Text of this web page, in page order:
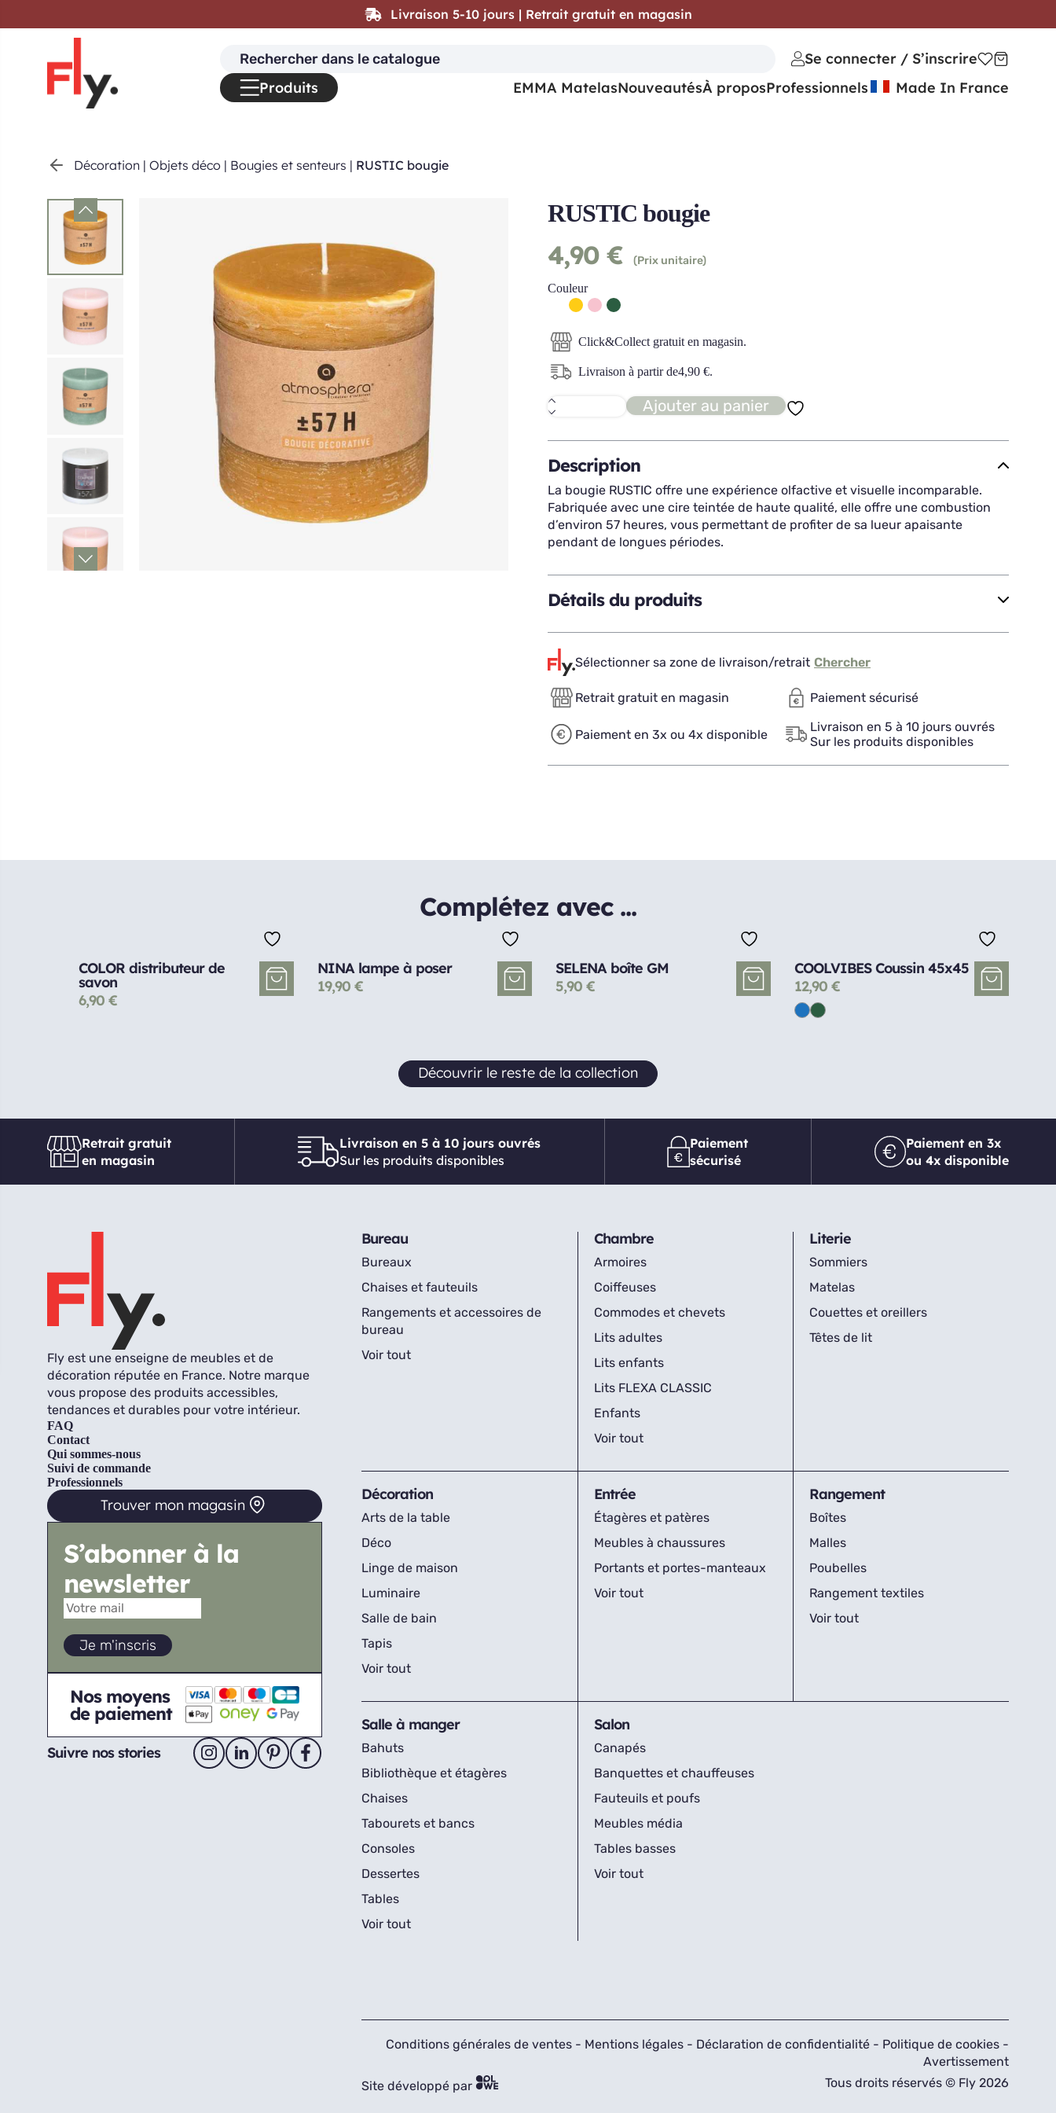
Décoration | Objets déco | Bougies et senteurs | RUSTIC bougie
RUSTIC bougie
4,90 € (Prix unitaire)
Couleur
Click&Collect gratuit en magasin.
Livraison à partir de4,90 €.
quantité
de
bougie
Ajouter au panier
Description
La bougie RUSTIC offre une expérience olfactive et visuelle incomparable.
Fabriquée avec une cire teintée de haute qualité, elle offre une combustion
d’environ 57 heures, vous permettant de profiter de sa lueur apaisante
pendant de longues périodes.
Détails du produits
Sélectionner sa zone de livraison/retrait Chercher
Retrait gratuit en magasin Paiement sécurisé
Paiement en 3x ou 4x disponible
Livraison en 5 à 10 jours ouvrés
Sur les produits disponibles
Complétez avec ...
COLOR distributeur de
savon
6,90 €
NINA lampe à poser
19,90 €
SELENA boîte GM
5,90 €
COOLVIBES Coussin 45x45
12,90 €
Découvrir le reste de la collection
Retrait gratuit
en magasin
Livraison en 5 à 10 jours ouvrés
Sur les produits disponibles
Paiement
sécurisé
Paiement en 3x
ou 4x disponible
Fly est une enseigne de meubles et de
décoration réputée en France. Notre marque
vous propose des produits accessibles,
tendances et durables pour votre intérieur.
FAQ
Contact
Qui sommes-nous
Suivi de commande
Professionnels
Trouver mon magasin
S’abonner à la
newsletter
Nos moyens
de paiement
Suivre nos stories
Bureau
Bureaux
Chaises et fauteuils
Rangements et accessoires de
bureau
Voir tout
Chambre
Armoires
Coiffeuses
Commodes et chevets
Lits adultes
Lits enfants
Lits FLEXA CLASSIC
Enfants
Voir tout
Literie
Sommiers
Matelas
Couettes et oreillers
Têtes de lit
Décoration
Arts de la table
Déco
Linge de maison
Luminaire
Salle de bain
Tapis
Voir tout
Entrée
Étagères et patères
Meubles à chaussures
Portants et portes-manteaux
Voir tout
Rangement
Boîtes
Malles
Poubelles
Rangement textiles
Voir tout
Salle à manger
Bahuts
Bibliothèque et étagères
Chaises
Tabourets et bancs
Consoles
Dessertes
Tables
Voir tout
Salon
Canapés
Banquettes et chauffeuses
Fauteuils et poufs
Meubles média
Tables basses
Voir tout
Conditions générales de ventes - Mentions légales - Déclaration de confidentialité - Politique de cookies -
Avertissement
Site développé par
Tous droits réservés © Fly 2026
Livraison 5-10 jours | Retrait gratuit en magasin
Search
for:
Se connecter / S’inscrire
Produits
EMMA MatelasNouveautésÀ proposProfessionnels Made In France